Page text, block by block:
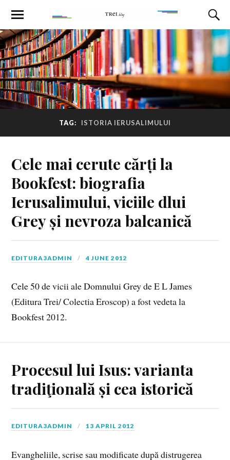
TAG: ISTORIA IERUSALIMULUI
Cele mai cerute cărți la
Bookfest: biografia
Ierusalimului, viciile dlui
Grey și nevroza balcanică
EDITURA3ADMIN 4 JUNE 2012
Cele 50 de vicii ale Domnului Grey de E L James
(Editura Trei/ Colectia Eroscop) a fost vedeta la
Bookfest 2012.
Procesul lui Isus: varianta
tradiţională și cea istorică
EDITURA3ADMIN 13 APRIL 2012
Evangheliile, scrise sau modificate după distrugerea